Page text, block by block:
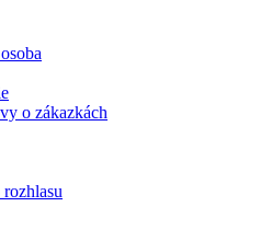
o zákazkách